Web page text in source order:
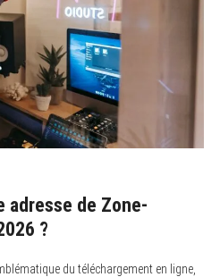
adresse de Zone-
?
du téléchargement en ligne,